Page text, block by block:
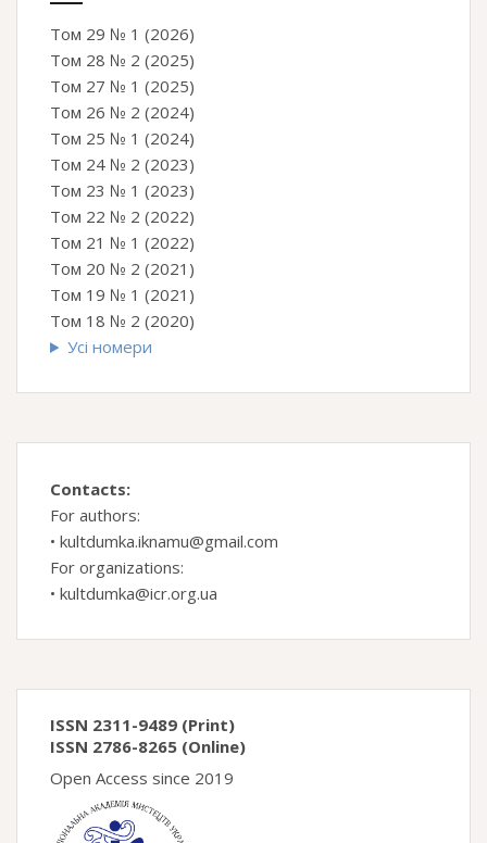
Том 29 № 1 (2026)
Том 28 № 2 (2025)
Том 27 № 1 (2025)
Том 26 № 2 (2024)
Том 25 № 1 (2024)
Том 24 № 2 (2023)
Том 23 № 1 (2023)
Том 22 № 2 (2022)
Том 21 № 1 (2022)
Том 20 № 2 (2021)
Том 19 № 1 (2021)
Том 18 № 2 (2020)
Усі номери
Contacts:
For authors:
• kultdumka.iknamu@gmail.com
For organizations:
• kultdumka@icr.org.ua
ISSN 2311-9489 (Print)
ISSN 2786-8265 (Online)
Open Access since 2019